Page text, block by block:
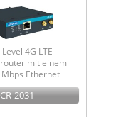
4G LTE
mit einem
Ethernet
2031